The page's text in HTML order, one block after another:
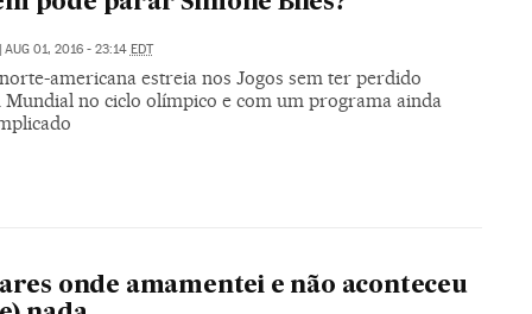
AUG 01, 2016 - 23:14 EDT
americana estreia nos Jogos sem ter perdido
Mundial no ciclo olímpico e com um programa ainda
onde amamentei e não aconteceu